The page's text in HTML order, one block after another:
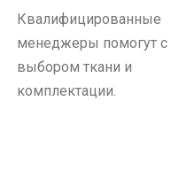
Квалифицированные
менеджеры помогут с
выбором ткани и
комплектации.